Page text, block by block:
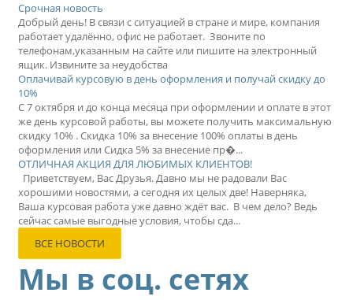
Срочная новость
Добрый день! В связи с ситуацией в стране и мире, компания
работает удалённо, офис не работает. Звоните по
телефонам,указанным на сайте или пишите на электронный
ящик. Извините за неудобства
Оплачивай курсовую в день оформления и получай скидку до
10%
С 7 октября и до конца месяца при оформлении и оплате в этот
же день курсовой работы, вы можете получить максимальную
скидку 10% . Скидка 10% за внесение 100% оплаты в день
оформления или Сидка 5% за внесение пр�...
ОТЛИЧНАЯ АКЦИЯ ДЛЯ ЛЮБИМЫХ КЛИЕНТОВ!
Приветствуем, Вас Друзья. Давно мы не радовали Вас
хорошими новостями, а сегодня их целых две! Наверняка,
Ваша курсовая работа уже давно ждёт вас. В чем дело? Ведь
сейчас самые выгодные условия, чтобы сда...
ВСЕ НОВОСТИ
Мы в соц. сетях